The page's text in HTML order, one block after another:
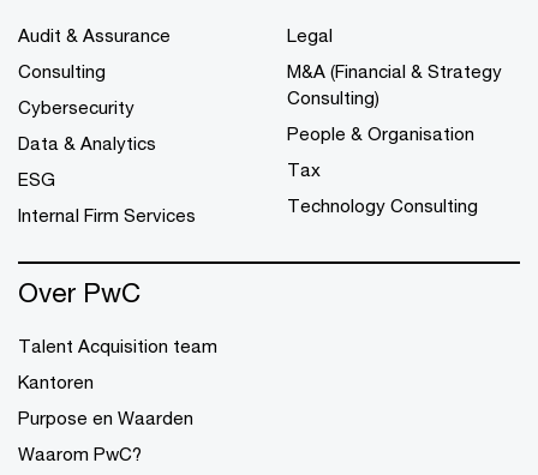
Audit & Assurance
Consulting
Cybersecurity
Data & Analytics
ESG
Internal Firm Services
Legal
M&A (Financial & Strategy
Consulting)
People & Organisation
Tax
Technology Consulting
Over PwC
Talent Acquisition team
Kantoren
Purpose en Waarden
Waarom PwC?